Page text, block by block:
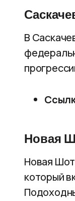
В
Новая
Новая
который